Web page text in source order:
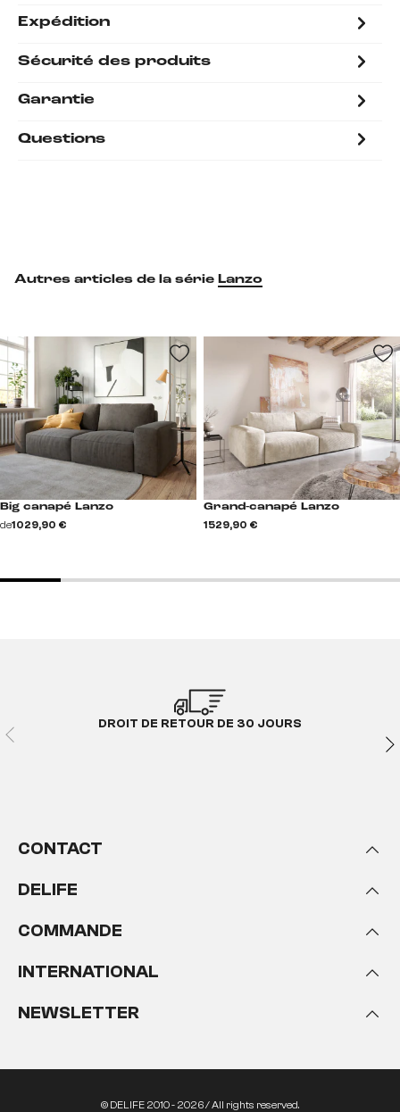
Expédition
Sécurité des produits
Garantie
Questions
Autres articles de la série Lanzo
Big canapé Lanzo
de1 029,90 €
Grand-canapé Lanzo
1 529,90 €
DROIT DE RETOUR DE 30 JOURS
CONTACT
DELIFE
COMMANDE
INTERNATIONAL
NEWSLETTER
© DELIFE 2010 - 2026 / All rights reserved.